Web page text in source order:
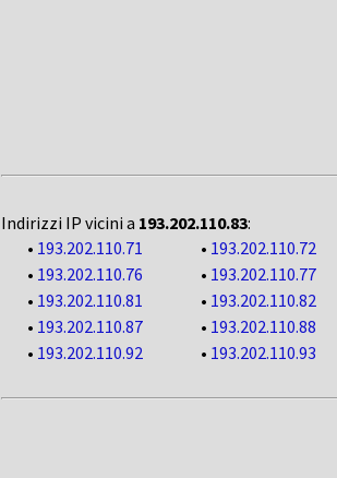
Indirizzi IP vicini a 193.202.110.83:
• 193.202.110.71 • 193.202.110.72
• 193.202.110.76 • 193.202.110.77
• 193.202.110.81 • 193.202.110.82
• 193.202.110.87 • 193.202.110.88
• 193.202.110.92 • 193.202.110.93